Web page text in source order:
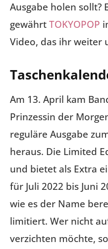
Ausgabe holen sollt?
gewährtTOKYOPOP
Video, das ihr weiter
Am 13. April kam
Prinzessin der
reguläre Ausgabe
heraus. Die Limited
und bietet als Extra
für Juli 2022 bis Juni
wie es der Name
limitiert. Wer nicht
verzichten möchte,